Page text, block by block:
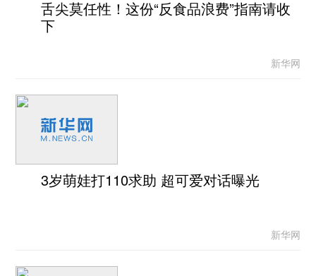
舌尖莫任性！这份“反食品浪费”指南请收
下
新华网
3岁萌娃打110求助 超可爱对话曝光
新华网